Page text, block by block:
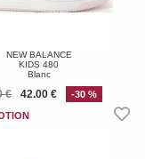
NEW BALANCE
KIDS 480
Blanc
€ 42.00 € -30 %